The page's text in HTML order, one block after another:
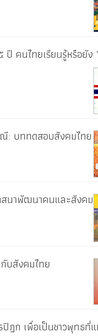
ปี คนไทยเรียนรู้หรือยัง
: บททดสอบสังคมไทย
นาพัฒนาคนและสังคม
บสังคมไทย
ปิฎก เพื่อเป็นชาวพุทธที่